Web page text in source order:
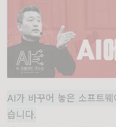
AI가 바꾸어 놓은 소프트
습니다.